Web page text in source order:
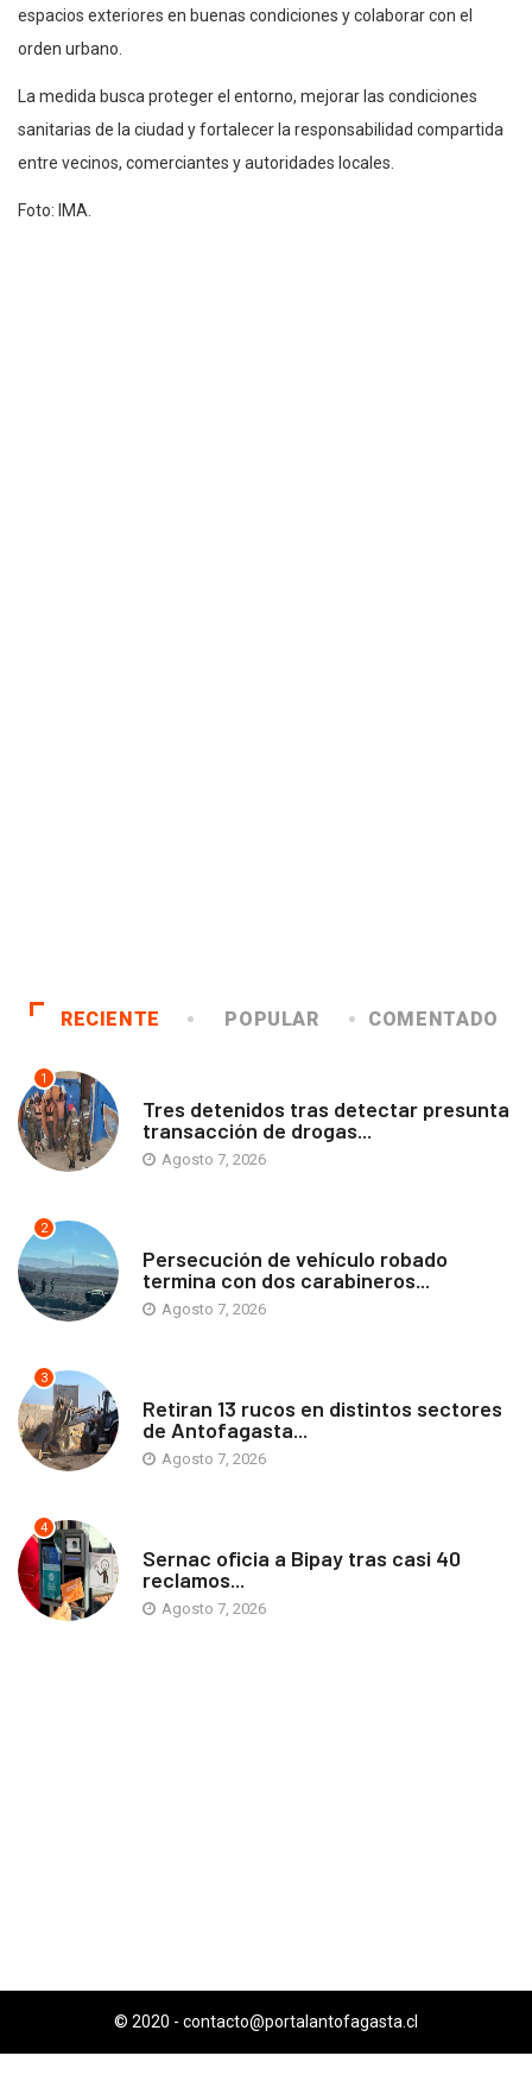
espacios exteriores en buenas condiciones y colaborar con el
orden urbano.
La medida busca proteger el entorno, mejorar las condiciones
sanitarias de la ciudad y fortalecer la responsabilidad compartida
entre vecinos, comerciantes y autoridades locales.
Foto: IMA.
RECIENTE POPULAR COMENTADO
1
Tres detenidos tras detectar presunta
transacción de drogas...
Agosto 7, 2026
2
Persecución de vehículo robado
termina con dos carabineros...
Agosto 7, 2026
3
Retiran 13 rucos en distintos sectores
de Antofagasta...
Agosto 7, 2026
4
Sernac oficia a Bipay tras casi 40
reclamos...
Agosto 7, 2026
© 2020 - contacto@portalantofagasta.cl